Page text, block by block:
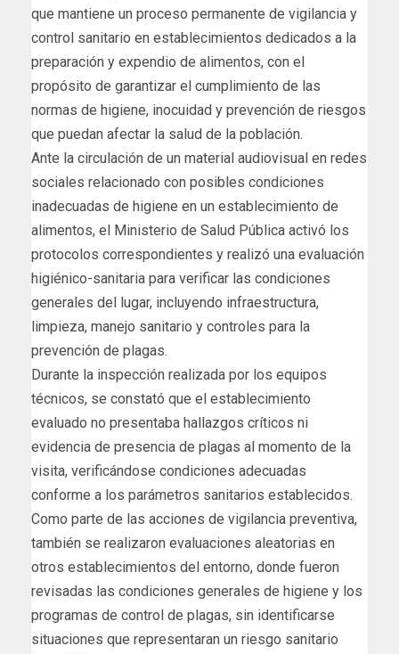
que mantiene un proceso permanente de vigilancia y
control sanitario en establecimientos dedicados a la
preparación y expendio de alimentos, con el
propósito de garantizar el cumplimiento de las
normas de higiene, inocuidad y prevención de riesgos
que puedan afectar la salud de la población.
Ante la circulación de un material audiovisual en redes
sociales relacionado con posibles condiciones
inadecuadas de higiene en un establecimiento de
alimentos, el Ministerio de Salud Pública activó los
protocolos correspondientes y realizó una evaluación
higiénico-sanitaria para verificar las condiciones
generales del lugar, incluyendo infraestructura,
limpieza, manejo sanitario y controles para la
prevención de plagas.
Durante la inspección realizada por los equipos
técnicos, se constató que el establecimiento
evaluado no presentaba hallazgos críticos ni
evidencia de presencia de plagas al momento de la
visita, verificándose condiciones adecuadas
conforme a los parámetros sanitarios establecidos.
Como parte de las acciones de vigilancia preventiva,
también se realizaron evaluaciones aleatorias en
otros establecimientos del entorno, donde fueron
revisadas las condiciones generales de higiene y los
programas de control de plagas, sin identificarse
situaciones que representaran un riesgo sanitario